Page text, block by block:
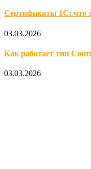
Сертификаты 1С: что
03.03.2026
Как работает тип
03.03.2026